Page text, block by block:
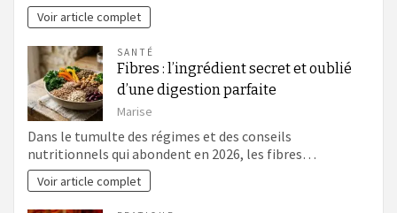
Voir article complet
SANTÉ
Fibres : l’ingrédient secret et oublié
d’une digestion parfaite
Marise
Dans le tumulte des régimes et des conseils
nutritionnels qui abondent en 2026, les fibres…
Voir article complet